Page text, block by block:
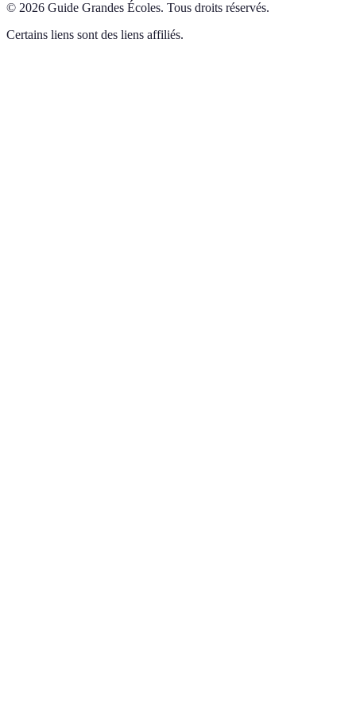
© 2026 Guide Grandes Écoles. Tous droits réservés.
Certains liens sont des liens affiliés.